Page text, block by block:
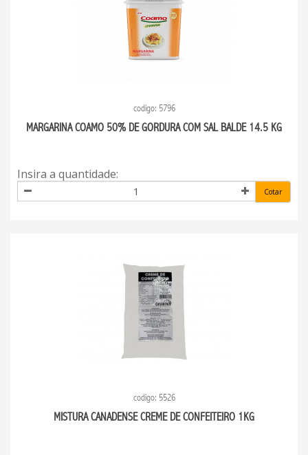
codigo: 5796
MARGARINA COAMO 50% DE GORDURA COM SAL BALDE 14.5 KG
Insira a quantidade:
Cotar
codigo: 5526
MISTURA CANADENSE CREME DE CONFEITEIRO 1KG